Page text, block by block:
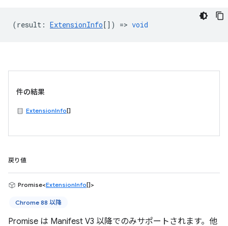
(result : ExtensionInfo[]) => void
件の結果
ExtensionInfo[]
戻り値
Promise<ExtensionInfo[]>
Chrome 88 以降
Promise は Manifest V3 以降でのみサポートされます。他